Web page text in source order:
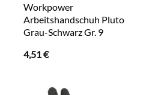
Workpower
Arbeitshandschuh Pluto
Grau-Schwarz Gr. 9
4,51€